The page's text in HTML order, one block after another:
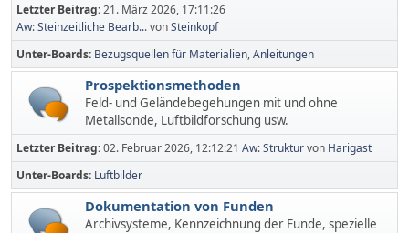
Letzter Beitrag:21. März 2026, 17:11:26
Aw: Steinzeitliche Bearb...vonSteinkopf
Unter-Boards Bezugsquellen für Materialien Anleitungen
Prospektionsmethoden
Feld- und Geländebegehungen mit und ohne
Metallsonde, Luftbildforschung usw.
Letzter Beitrag:02. Februar 2026, 12:12:21 Aw: Strukturvon Harigast
Unter-Boards Luftbilder
Dokumentation von Funden
Archivsysteme, Kennzeichnung der Funde, spezielle